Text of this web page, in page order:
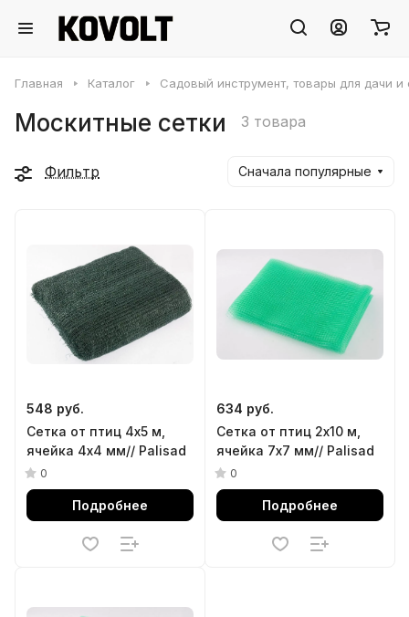
Главная Каталог Садовый инструмент, товары для дачи и
Москитные сетки 3 товара
Фильтр Сначала популярные
548 руб.
Сетка от птиц 4х5 м,
ячейка 4х4 мм// Palisad
0
Подробнее
634 руб.
Сетка от птиц 2х10 м,
ячейка 7х7 мм// Palisad
0
Подробнее